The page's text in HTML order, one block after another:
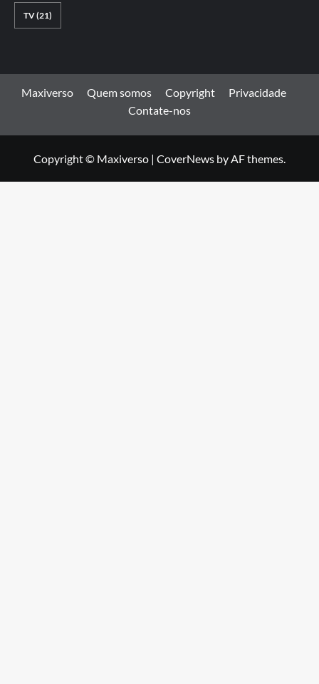
TV(21)
Maxiverso Quem somos Copyright
Privacidade
Contate-nos
Copyright © Maxiverso | CoverNews by AF themes.